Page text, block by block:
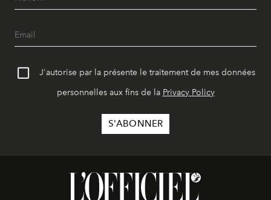
J'autorise par la présente le traitement de mes données
personnelles aux fins de la Privacy Policy